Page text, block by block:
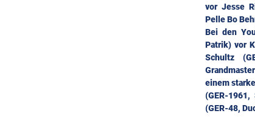
vor Jesse
Pelle Bo
Bei den
Patrik) vor
Schultz
einem
(GER-
(GER-48,